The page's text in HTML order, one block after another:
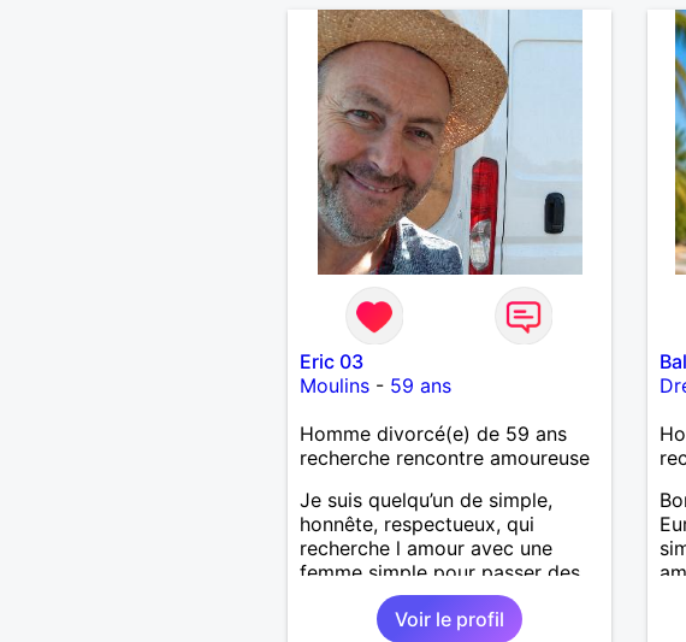
Eric 03
Moulins- 59 ans
Homme divorcé(e) de 59 ans
recherche rencontre amoureuse
Je suis quelqu’un de simple,
honnête, respectueux, qui
recherche l amour avec une
femme simple pour passer des
moments agréables :discuter,
voyager, visiter d’autres pays
Voir le profil